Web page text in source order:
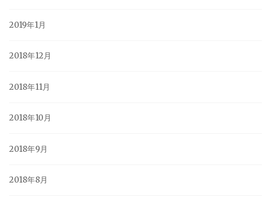
2019年1月
2018年12月
2018年11月
2018年10月
2018年9月
2018年8月